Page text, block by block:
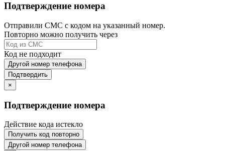
Подтверждение номера
Отправили СМС с кодом на указанный номер.
Повторно можно получить через
Код не подходит
Другой номер телефона
Подтвердить
×
Подтверждение номера
Действие кода истекло
Получить код повторно
Другой номер телефона